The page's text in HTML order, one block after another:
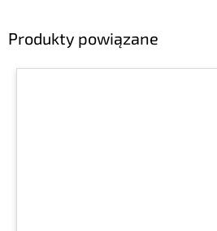
Produkty powiązane